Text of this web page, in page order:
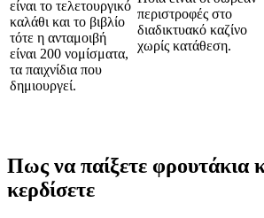
είναι το τελετουργικό
καλάθι και το βιβλίο
τότε η ανταμοιβή
είναι 200 νομίσματα,
τα παιχνίδια που
δημιουργεί.
περιστροφές στο
διαδικτυακό καζίνο
χωρίς κατάθεση.
Πως να παίξετε φρουτάκια
κερδίσετε